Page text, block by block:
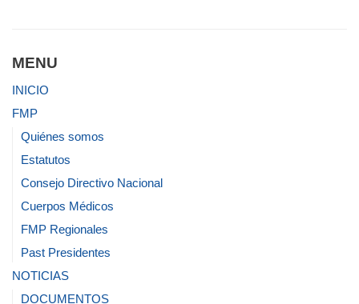
MENU
INICIO
FMP
Quiénes somos
Estatutos
Consejo Directivo Nacional
Cuerpos Médicos
FMP Regionales
Past Presidentes
NOTICIAS
DOCUMENTOS